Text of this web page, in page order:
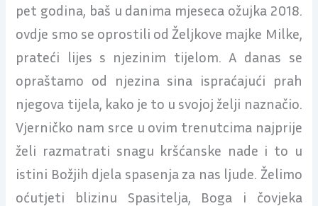
pet godina, baš u danima mjeseca ožujka 2018.
ovdje smo se oprostili od Željkove majke Milke,
prateći lijes s njezinim tijelom. A danas se
opraštamo od njezina sina ispraćajući prah
njegova tijela, kako je to u svojoj želji naznačio.
Vjerničko nam srce u ovim trenutcima najprije
želi razmatrati snagu kršćanske nade i to u
istini Božjih djela spasenja za nas ljude. Želimo
oćutjeti blizinu Spasitelja, Boga i čovjeka